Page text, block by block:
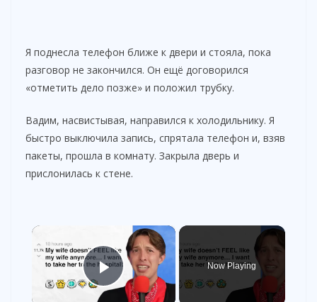
Я поднесла телефон ближе к двери и стояла, пока
разговор не закончился. Он ещё договорился
«отметить дело позже» и положил трубку.
Вадим, насвистывая, направился к холодильнику. Я
быстро выключила запись, спрятала телефон и, взяв
пакеты, прошла в комнату. Закрыла дверь и
прислонилась к стене.
×
Play Video
Now Playing